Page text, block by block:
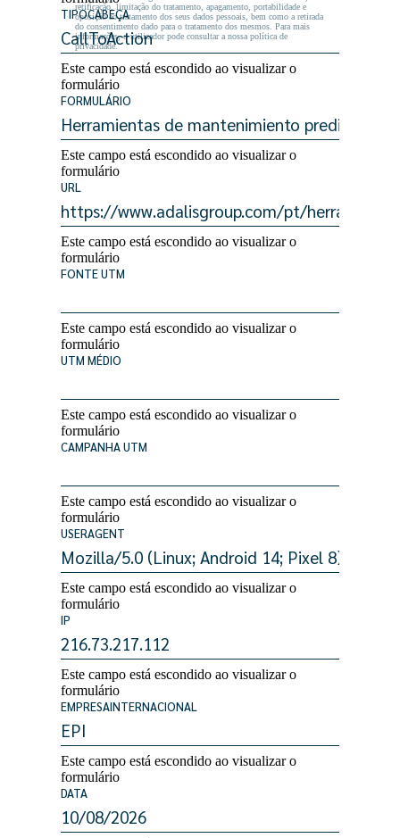
retificação, limitação do tratamento, apagamento, portabilidade e
oposição ao tratamento dos seus dados pessoais, bem como a retirada
do consentimento dado para o tratamento dos mesmos. Para mais
informações, o utilizador pode consultar a nossa política de
privacidade.
TIPOCABEÇA
Este campo está escondido ao visualizar o
formulário
FORMULÁRIO
Este campo está escondido ao visualizar o
formulário
URL
Este campo está escondido ao visualizar o
formulário
FONTE UTM
Este campo está escondido ao visualizar o
formulário
UTM MÉDIO
Este campo está escondido ao visualizar o
formulário
CAMPANHA UTM
Este campo está escondido ao visualizar o
formulário
USERAGENT
Este campo está escondido ao visualizar o
formulário
IP
Este campo está escondido ao visualizar o
formulário
EMPRESAINTERNACIONAL
Este campo está escondido ao visualizar o
formulário
DATA